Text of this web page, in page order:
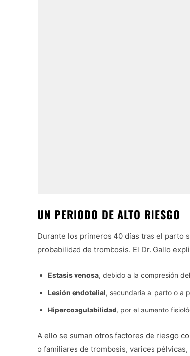
UN PERIODO DE ALTO RIESGO
Durante los primeros 40 días tras el parto
probabilidad de trombosis. El Dr. Gallo
Estasis venosa, debido a la compresión
Lesión endotelial, secundaria al parto o a
Hipercoagulabilidad, por el aumento
A ello se suman otros factores de riesgo
o familiares de trombosis, varices